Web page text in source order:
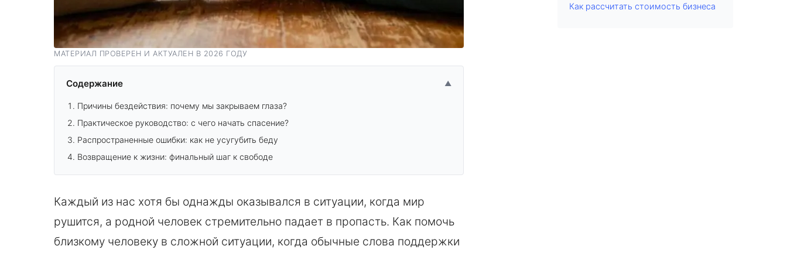
МАТЕРИАЛ ПРОВЕРЕН И АКТУАЛЕН В 2026 ГОДУ
Содержание ▲
Причины бездействия: почему мы закрываем глаза?
Практическое руководство: с чего начать спасение?
Распространенные ошибки: как не усугубить беду
Возвращение к жизни: финальный шаг к свободе
Каждый из нас хотя бы однажды оказывался в ситуации, когда мир
рушится, а родной человек стремительно падает в пропасть. Как помочь
близкому человеку в сложной ситуации, когда обычные слова поддержки
Как рассчитать стоимость бизнеса